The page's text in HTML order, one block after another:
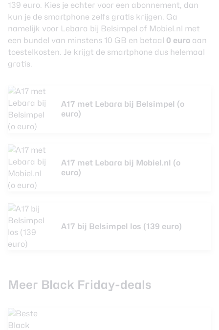
139 euro. Kies je echter voor een abonnement, dan
kun je de smartphone zelfs gratis krijgen. Ga
namelijk voor Lebara bij Belsimpel of Mobiel.nl met
een bundel van minstens 10 GB en betaal 0 euro aan
toestelkosten. Je krijgt de smartphone dus helemaal
gratis.
A17 met Lebara bij Belsimpel (o
euro)
A17 met Lebara bij Mobiel.nl (o
euro)
A17 bij Belsimpel los (139 euro)
Meer Black Friday-deals